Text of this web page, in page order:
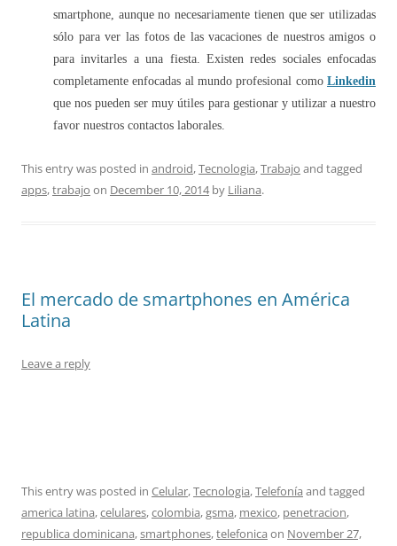
smartphone, aunque no necesariamente tienen que ser utilizadas
sólo para ver las fotos de las vacaciones de nuestros amigos o
para invitarles a una fiesta. Existen redes sociales enfocadas
completamente enfocadas al mundo profesional como Linkedin
que nos pueden ser muy útiles para gestionar y utilizar a nuestro
favor nuestros contactos laborales.
This entry was posted in android,Tecnologia,Trabajo and tagged
apps,trabajo on December 10, 2014by Liliana.
El mercado de smartphones en América
Latina
Leave a reply
This entry was posted in Celular,Tecnologia,Telefonía and tagged
america latina,celulares,colombia,gsma, mexico, penetracion,
republica dominicana,smartphones,telefonica on November 27,